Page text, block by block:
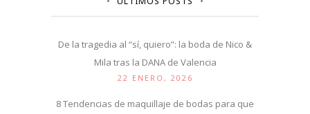
De la tragedia al “sí, quiero”: la boda de Nico &
Mila tras la DANA de Valencia
22 ENERO, 2026
8 Tendencias de maquillaje de bodas para que